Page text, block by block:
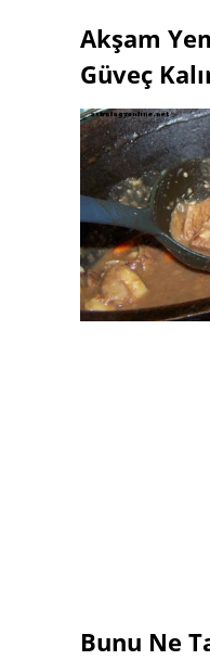
Akşam
Güveç
Bunu Ne